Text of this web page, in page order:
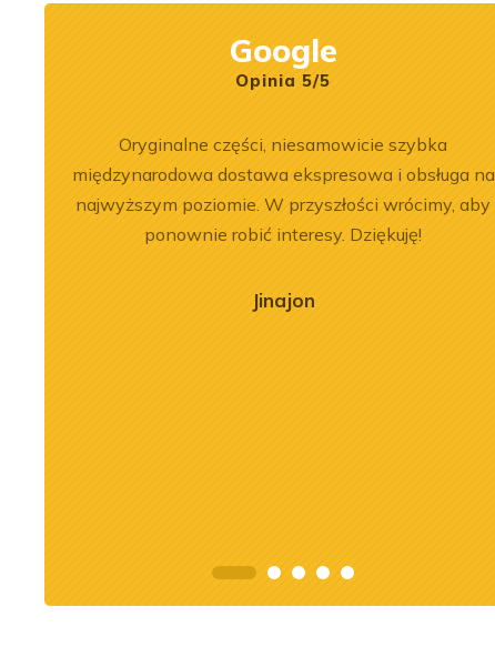
Google
Opinia 5/5
Oryginalne części, niesamowicie szybka
międzynarodowa dostawa ekspresowa i obsługa na
najwyższym poziomie. W przyszłości wrócimy, aby
ponownie robić interesy. Dziękuję!
Jinajon
2026-07-03